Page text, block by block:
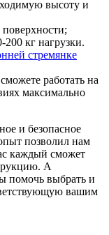
высоту и
кг нагрузки.
стремянке
работать на
максимально
и безопасное
позволил нам
каждый сможет
А
помочь выбрать и
вашим